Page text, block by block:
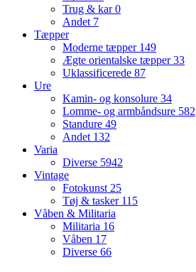
Trug & kar0
Andet 7
Tæpper
Moderne tæpper 149
Ægte orientalske tæpper33
Uklassificerede 87
Ure
Kamin- og konsolure 34
Lomme- og armbåndsure 582
Standure 49
Andet 132
Varia
Diverse 5942
Vintage
Fotokunst25
Tøj & tasker 115
Våben & Militaria
Militaria 16
Våben 17
Diverse 66